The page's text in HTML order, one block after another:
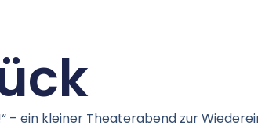
– ein kleiner Theaterabend zur